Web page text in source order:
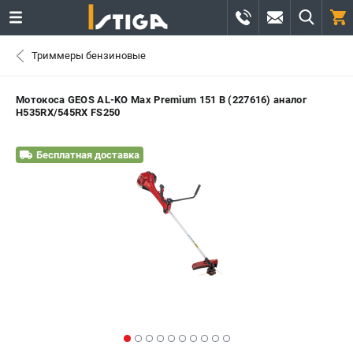
- ЗАКАЗ ЗАПЧАСТЕЙ
САНКТ-ПЕТЕРБУРГ
0 ₽
Триммеры бензиновые
Мотокоса GEOS AL-KO Max Premium 151 B (227616) аналог
H535RX/545RX FS250
Бесплатная доставка